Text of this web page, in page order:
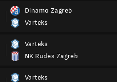
Dinamo Zagreb
Varteks
Varteks
NK Rudes Zagreb
Varteks